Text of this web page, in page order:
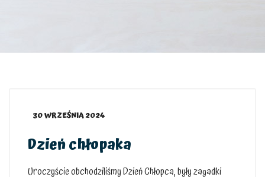
30 WRZEŚNIA 2024
Dzień chłopaka
Uroczyście obchodziliśmy Dzień Chłopca, były zagadki